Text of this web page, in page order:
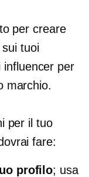
per creare
tuoi
influencer per
marchio.
per il tuo
fare:
profilo; usa